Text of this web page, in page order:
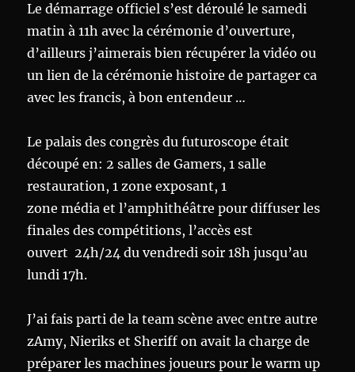
Le démarrage officiel s’est déroulé le samedi
matin à 11h avec la cérémonie d’ouverture,
d’ailleurs j’aimerais bien récupérer la vidéo ou
un lien de la cérémonie histoire de partager ca
avec les francis, à bon entendeur …
Le palais des congrès du futuroscope était
découpé en: 2 salles de Gamers, 1 salle
restauration, 1 zone exposant, 1
zone média et l’amphithéâtre pour diffuser les
finales des compétitions, l’accès est
ouvert 24h/24 du vendredi soir 18h jusqu’au
lundi 17h.
J’ai fais parti de la team scène avec entre autre
zAmy, Nieriks et Sheriff on avait la charge de
préparer les machines joueurs pour le warm up